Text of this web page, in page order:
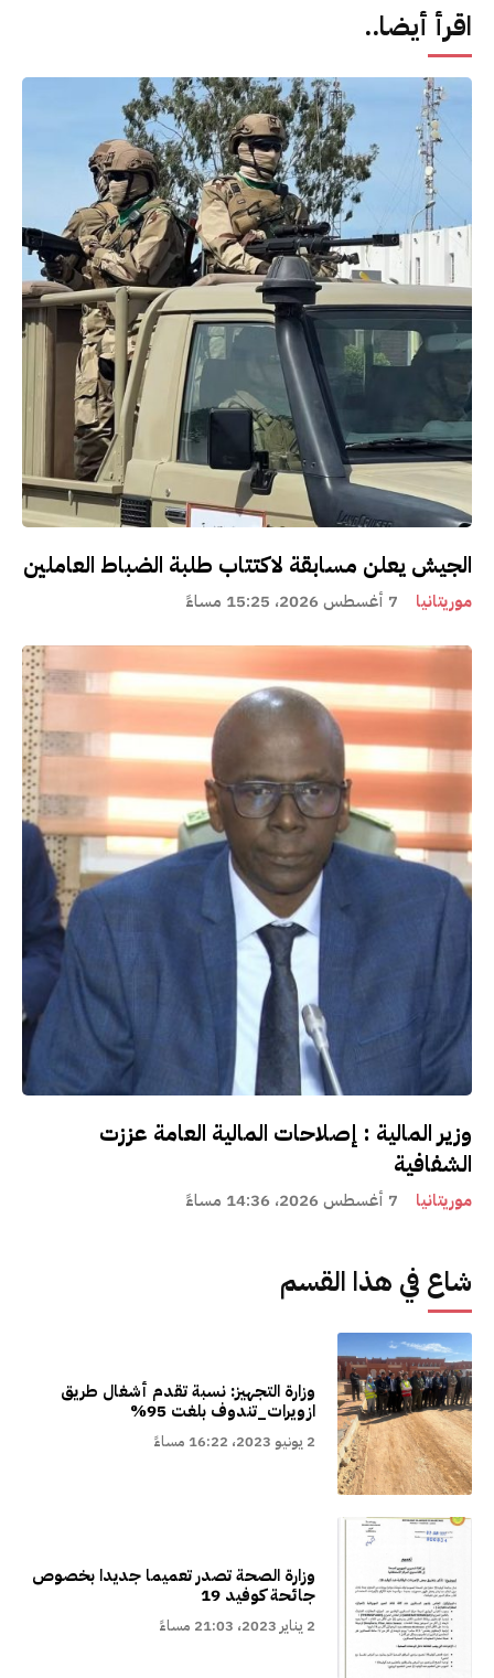
اقرأ أيضا..
الجيش يعلن مسابقة لاكتتاب طلبة الضباط العاملين
موريتانيا 7 أغسطس 2026، 15:25 مساءً
وزير المالية : إصلاحات المالية العامة عززت
الشفافية
موريتانيا 7 أغسطس 2026، 14:36 مساءً
شاع في هذا القسم
وزارة التجهيز: نسبة تقدم أشغال طريق
ازويرات_تندوف بلغت 95%
2 يونيو 2023، 16:22 مساءً
وزارة الصحة تصدر تعميما جديدا بخصوص
جائحة كوفيد 19
2 يناير 2023، 21:03 مساءً